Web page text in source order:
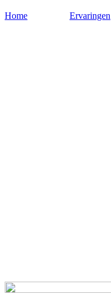
Home Ervaringen